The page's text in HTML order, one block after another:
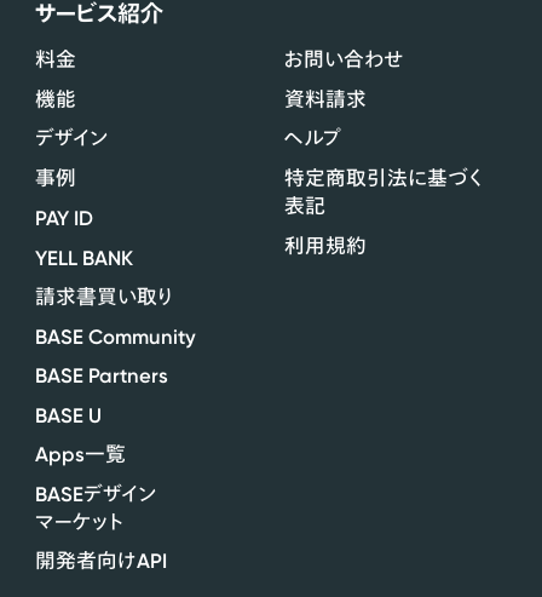
サービス紹介
料金
機能
デザイン
事例
PAY ID
YELL BANK
請求書買い取り
BASE Community
BASE Partners
BASE U
Apps一覧
BASEデザイン
マーケット
開発者向けAPI
お問い合わせ
資料請求
ヘルプ
特定商取引法に基づく
表記
利用規約